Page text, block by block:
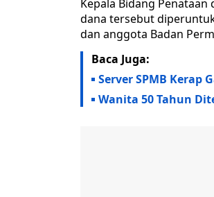
Kepala Bidang
dana tersebut
dan anggota Badan
Baca Juga:
Server SPMB Kerap
Wanita 50 Tahun